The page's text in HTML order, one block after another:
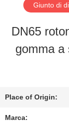
CIRCA
NOI
DELLA
FABBRICA
Giunto di
DN65
gomma a
Place of Origin:
Marca: